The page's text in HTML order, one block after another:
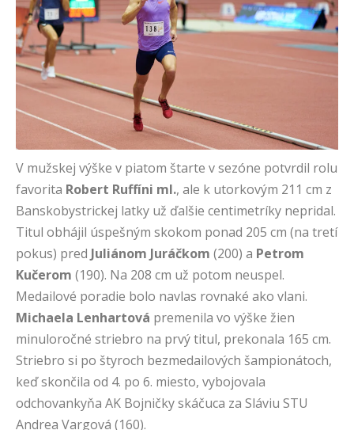
V mužskej výške v piatom štarte v sezóne potvrdil rolu
favorita Robert Ruffíni ml., ale k utorkovým 211 cm z
Banskobystrickej latky už ďalšie centimetríky nepridal.
Titul obhájil úspešným skokom ponad 205 cm (na tretí
pokus) pred Juliánom Juráčkom (200) a Petrom
Kučerom (190). Na 208 cm už potom neuspel.
Medailové poradie bolo navlas rovnaké ako vlani.
Michaela Lenhartová premenila vo výške žien
minuloročné striebro na prvý titul, prekonala 165 cm.
Striebro si po štyroch bezmedailových šampionátoch,
keď skončila od 4. po 6. miesto, vybojovala
odchovankyňa AK Bojničky skáčuca za Sláviu STU
Andrea Vargová (160).